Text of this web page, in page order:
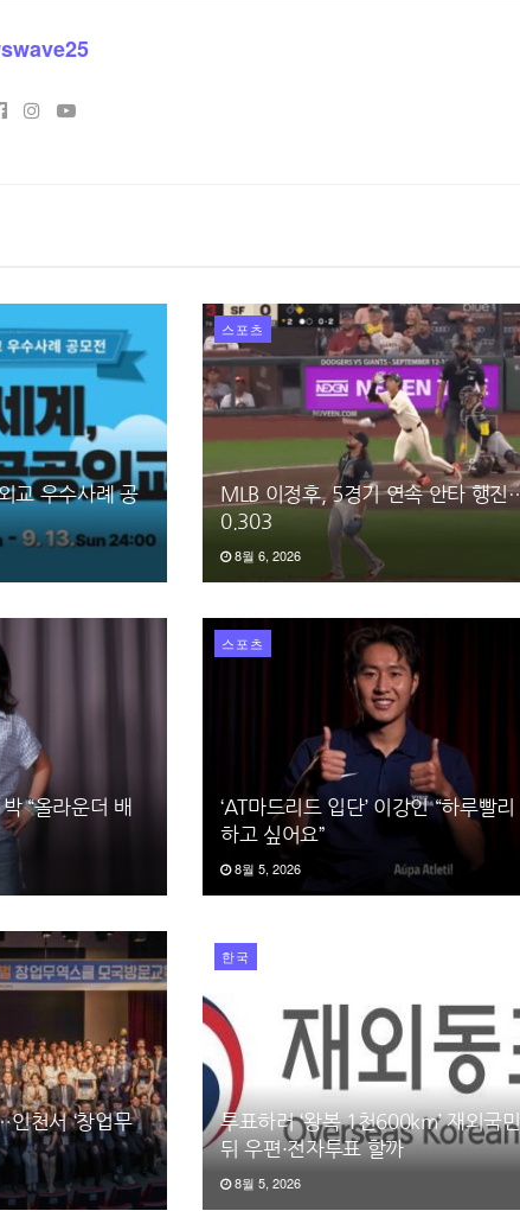
교 우수사례 공
스포츠
MLB 이정후, 5경기 연속 안타 행진
0.303
8월 6, 2026
“올라운더 배
스포츠
‘AT마드리드 입단’ 이강인 “하루빨
하고 싶어요”
8월 5, 2026
인천서 ‘창업무
한국
투표하러 ‘왕복 1천600km’ 재외국
뒤 우편·전자투표 할까
8월 5, 2026